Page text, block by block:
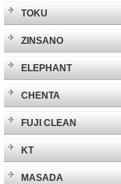
TOKU
ZINSANO
ELEPHANT
CHENTA
FUJI CLEAN
KT
MASADA